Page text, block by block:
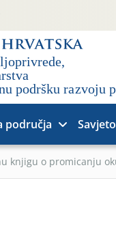
područja
knjigu o promicanju